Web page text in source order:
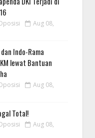
Aug 08,
Indo-Rama
lewat Bantuan
Aug 08,
Total!
Aug 08,